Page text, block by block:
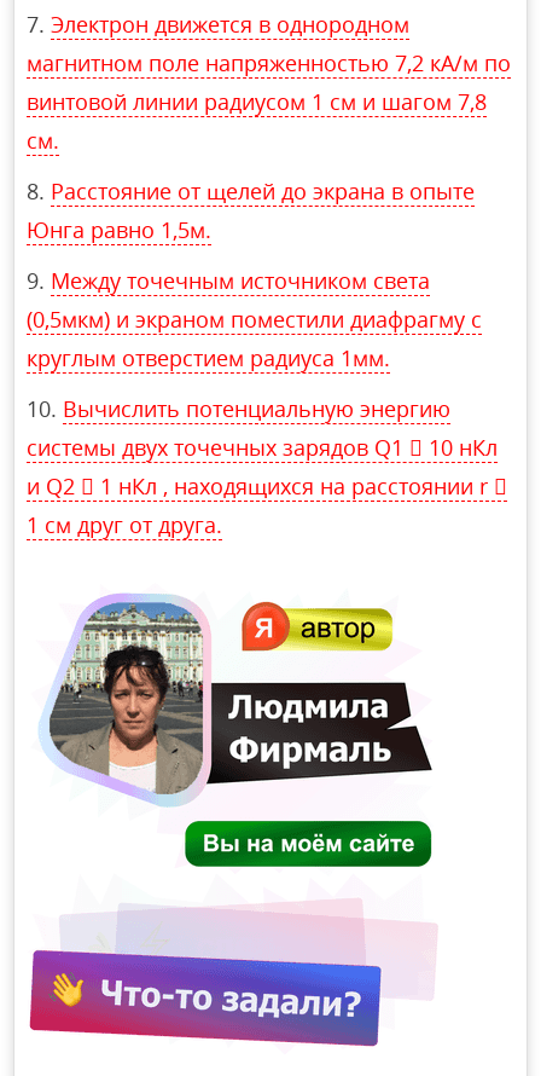
Электрон движется в однородном
магнитном поле напряженностью 7,2 кА/м по
винтовой линии радиусом 1 см и шагом 7,8
см.
Расстояние от щелей до экрана в опыте
Юнга равно 1,5м.
Между точечным источником света
(0,5мкм) и экраном поместили диафрагму с
круглым отверстием радиуса 1мм.
Вычислить потенциальную энергию
системы двух точечных зарядов Q1  10 нКл
и Q2  1 нКл , находящихся на расстоянии r 
1 см друг от друга.